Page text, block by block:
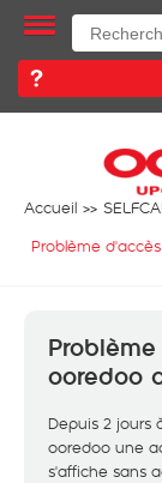
Accueil
Problème
ooredoo
Depuis 2 jours
ooredoo une
s'affiche sans